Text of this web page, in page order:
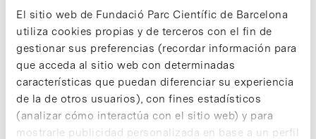
El sitio web de Fundació Parc Científic de Barcelona
utiliza cookies propias y de terceros con el fin de
gestionar sus preferencias (recordar información para
que acceda al sitio web con determinadas
características que puedan diferenciar su experiencia
de la de otros usuarios), con fines estadísticos
(analizar cómo interactúa con el sitio web) y para
mostrarle publicidad personalizada en base a un perfil
10 abril 2025 @ 09:30-11:30